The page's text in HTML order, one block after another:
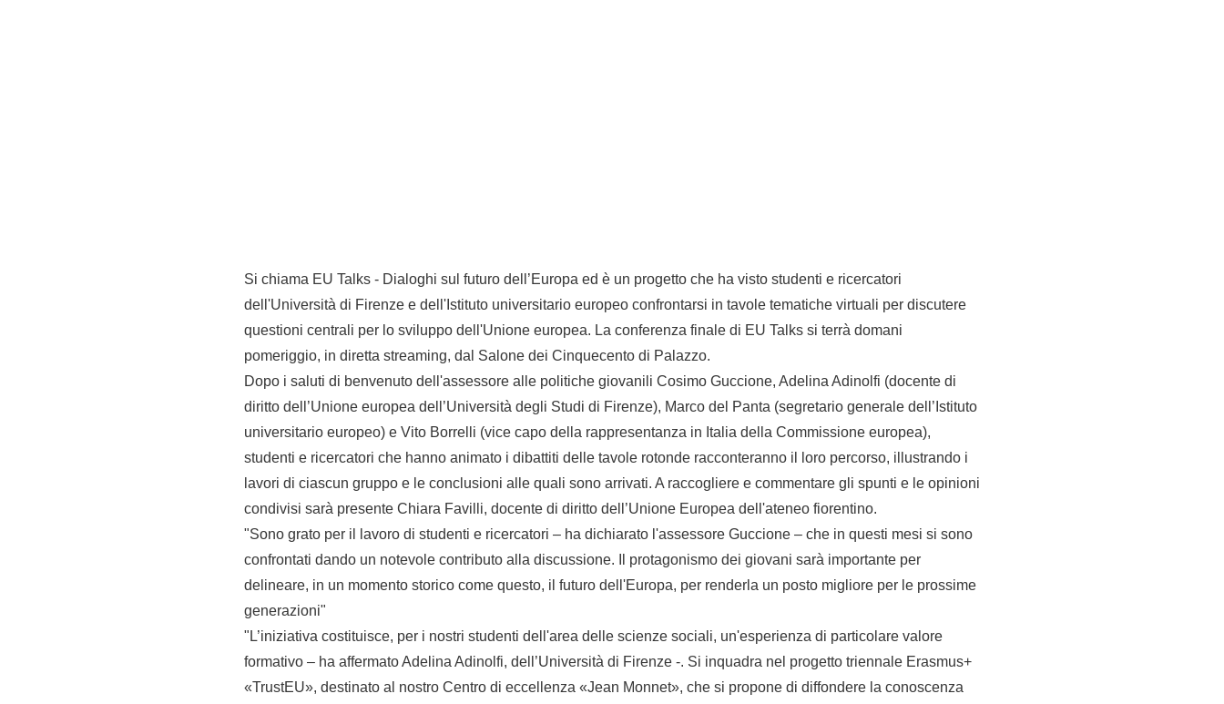
Si chiama EU Talks - Dialoghi sul futuro dell’Europa ed è un progetto che ha visto studenti e ricercatori
dell'Università di Firenze e dell'Istituto universitario europeo confrontarsi in tavole tematiche virtuali per discutere
questioni centrali per lo sviluppo dell'Unione europea. La conferenza finale di EU Talks si terrà domani
pomeriggio, in diretta streaming, dal Salone dei Cinquecento di Palazzo.
Dopo i saluti di benvenuto dell'assessore alle politiche giovanili Cosimo Guccione, Adelina Adinolfi (docente di
diritto dell’Unione europea dell’Università degli Studi di Firenze), Marco del Panta (segretario generale dell’Istituto
universitario europeo) e Vito Borrelli (vice capo della rappresentanza in Italia della Commissione europea),
studenti e ricercatori che hanno animato i dibattiti delle tavole rotonde racconteranno il loro percorso, illustrando i
lavori di ciascun gruppo e le conclusioni alle quali sono arrivati. A raccogliere e commentare gli spunti e le opinioni
condivisi sarà presente Chiara Favilli, docente di diritto dell’Unione Europea dell'ateneo fiorentino.
"Sono grato per il lavoro di studenti e ricercatori – ha dichiarato l'assessore Guccione – che in questi mesi si sono
confrontati dando un notevole contributo alla discussione. Il protagonismo dei giovani sarà importante per
delineare, in un momento storico come questo, il futuro dell'Europa, per renderla un posto migliore per le prossime
generazioni"
"L’iniziativa costituisce, per i nostri studenti dell'area delle scienze sociali, un'esperienza di particolare valore
formativo – ha affermato Adelina Adinolfi, dell’Università di Firenze -. Si inquadra nel progetto triennale Erasmus+
«TrustEU», destinato al nostro Centro di eccellenza «Jean Monnet», che si propone di diffondere la conoscenza